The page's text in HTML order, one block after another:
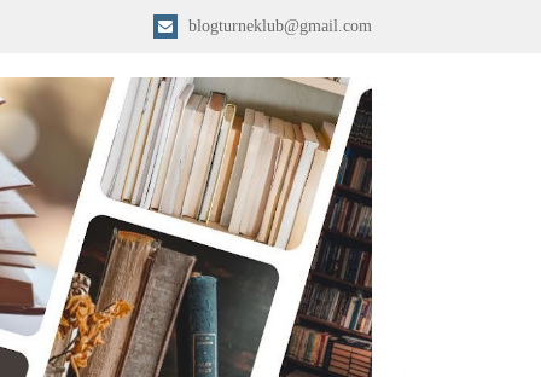
blogturneklub@gmail.com